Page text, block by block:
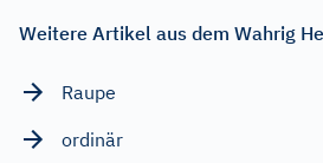
Weitere Artikel aus dem Wahrig
Raupe
ordinär